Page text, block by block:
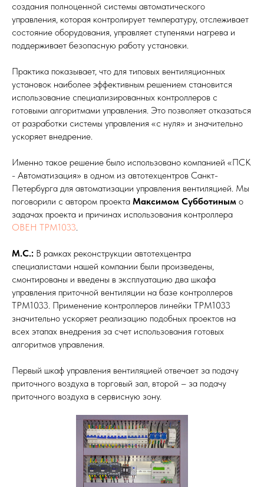
создания полноценной системы автоматического
управления, которая контролирует температуру, отслеживает
состояние оборудования, управляет ступенями нагрева и
поддерживает безопасную работу установки.
Практика показывает, что для типовых вентиляционных
установок наиболее эффективным решением становится
использование специализированных контроллеров с
готовыми алгоритмами управления. Это позволяет отказаться
от разработки системы управления «с нуля» и значительно
ускоряет внедрение.
Именно такое решение было использовано компанией «ПСК
- Автоматизация» в одном из автотехцентров Санкт-
Петербурга для автоматизации управления вентиляцией. Мы
поговорили с автором проекта Максимом Субботиным о
задачах проекта и причинах использования контроллера
ОВЕН ТРМ1033.
М.С.: В рамках реконструкции автотехцентра
специалистами нашей компании были произведены,
смонтированы и введены в эксплуатацию два шкафа
управления приточной вентиляции на базе контроллеров
ТРМ1033. Применение контроллеров линейки ТРМ1033
значительно ускоряет реализацию подобных проектов на
всех этапах внедрения за счет использования готовых
алгоритмов управления.
Первый шкаф управления вентиляцией отвечает за подачу
приточного воздуха в торговый зал, второй – за подачу
приточного воздуха в сервисную зону.